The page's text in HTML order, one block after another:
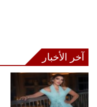
آخر الأخبار